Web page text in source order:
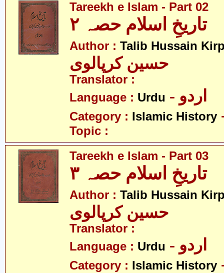
Tareekh e Islam - Part 02
تاریخِ اسلام حصہ ۲
Author : Talib Hussain
حسین کرپالوی
Translator :
Language : Urdu - اردو
Category : Islamic History
Topic :
Tareekh e Islam - Part 03
تاریخِ اسلام حصہ ۳
Author : Talib Hussain
حسین کرپالوی
Translator :
Language : Urdu - اردو
Category : Islamic History